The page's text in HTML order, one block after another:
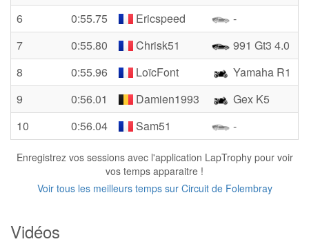
6
0:55.75 Ericspeed
-
7
0:55.80 Chrisk51
991 Gt3 4.0
8
0:55.96 LoïcFont
Yamaha R1
9
0:56.01 Damien1993
Gex K5
10
0:56.04 Sam51 -
Enregistrez vos sessions avec l'application LapTrophy pour voir
vos temps apparaitre !
Voir tous les meilleurs temps sur Circuit de Folembray
Vidéos